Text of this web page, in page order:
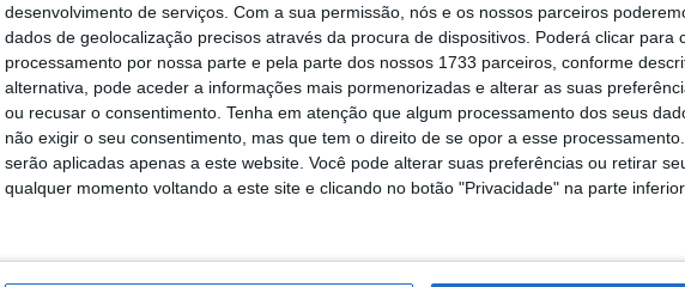
desenvolvimento de serviços. Com a sua permissão, nós e os nossos parceiros
dados de geolocalização precisos através da procura de dispositivos. Poderá clicar para
processamento por nossa parte e pela parte dos nossos 1733 parceiros, conforme
alternativa, pode aceder a informações mais pormenorizadas e alterar as suas
ou recusar o consentimento. Tenha em atenção que algum processamento dos seus
não exigir o seu consentimento, mas que tem o direito de se opor a esse
serão aplicadas apenas a este website. Você pode alterar suas preferências ou retirar
qualquer momento voltando a este site e clicando no botão "Privacidade" na parte
Easykart 125 (a partir dos 14 anos), Noah Aguiar venceu as Corridas 1
Corrida 3, desempenho que lhe garantiu o topo do pódio. Ao seu lado
no segundo lugar, e Frederico Vasco, terceiro classificado, que